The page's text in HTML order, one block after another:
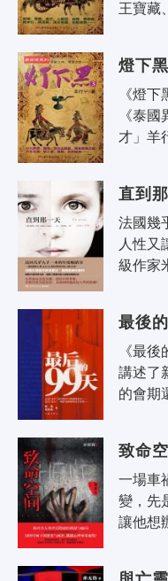
王寶藏
燈下
《燈
《泰
才」羊
唱..
直到
法國幾
人性又
級作家
最後
《最
講述了
的會期
致命
一場車
變，先
讓他想